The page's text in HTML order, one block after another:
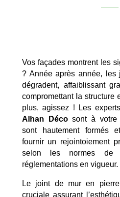
Vos façades montrent les
? Année après année,
dégradent, affaiblissant
compromettant la structure
plus, agissez ! Les
Alhan Décosont à votre
sont hautement formés
fournir un rejointoiement
selon les normes
réglementations en vigueur.
Le joint de mur en
cruciale assurant